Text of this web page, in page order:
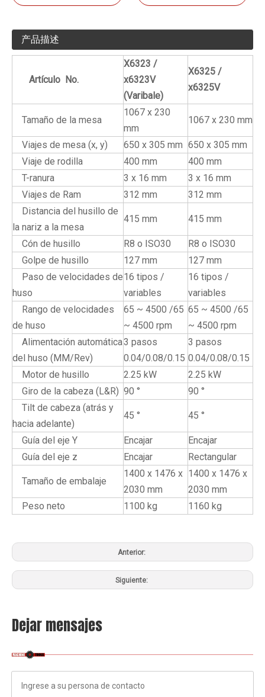
产品描述
Artículo No.
X6323 /
x6323V
(Varibale)
X6325 /
x6325V
Tamaño de la mesa
1067 x 230
mm
1067 x 230 mm
Viajes de mesa (x, y) 650 x 305 mm 650 x 305 mm
Viaje de rodilla
400 mm
400 mm
T-ranura
3 x 16 mm
3 x 16 mm
Viajes de Ram
312 mm
312 mm
Distancia del husillo de
la nariz a la mesa
415 mm 415 mm
Cón de husillo R8 o ISO30
R8 o ISO30
Golpe de husillo
127 mm
127 mm
Paso de velocidades de
huso
16 tipos /
variables
16 tipos /
variables
Rango de velocidades
de huso
65 ~ 4500 /65
~ 4500 rpm
65 ~ 4500 /65
~ 4500 rpm
Alimentación automática
del huso (MM/Rev)
3 pasos
0.04/0.08/0.15
3 pasos
0.04/0.08/0.15
Motor de husillo
2.25 kW
2.25 kW
Giro de la cabeza (L&R) 90 °
90 °
Tilt de cabeza (atrás y
hacia adelante)
45 ° 45 °
Guía del eje Y Encajar
Encajar
Guía del eje z
Encajar Rectangular
Tamaño de embalaje
1400 x 1476 x
2030 mm
1400 x 1476 x
2030 mm
Peso neto
1100 kg 1160 kg
Anterior:
Siguiente:
Dejar mensajes